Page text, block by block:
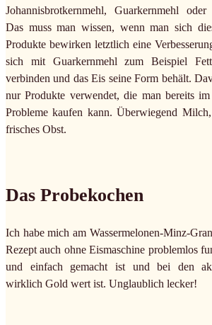
Johannisbrotkernmehl, Guarkernmehl
Das muss man wissen, wenn man sich
Produkte bewirken letztlich eine
sich mit Guarkernmehl zum Beispiel
verbinden und das Eis seine Form behält.
nur Produkte verwendet, die man bereits
Probleme kaufen kann. Überwiegend
frisches Obst.
Das Probekochen
Ich habe mich am Wassermelonen-Minz-
Rezept auch ohne Eismaschine problemlos
und einfach gemacht ist und bei den
wirklich Gold wert ist. Unglaublich lecker!